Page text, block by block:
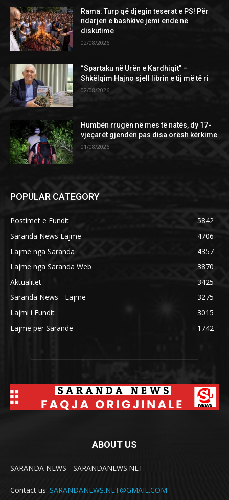
Rama: Turp që djegin teserat e PS! Për
ndarjen e bashkive jemi ende në
diskutime
02/08/2026
“Spartaku në Urën e Kardhiqit” –
Shkëlqim Hajno sjell librin e tij më të ri
02/08/2026
Humbën rrugën në mes të natës, dy 17-
vjeçarët gjenden pas disa orësh kërkime
01/08/2026
POPULAR CATEGORY
Postimet e Fundit
5842
Saranda News Lajme
4706
Lajme nga Saranda
4357
Lajme nga Saranda Web
3870
Aktualitet
3425
Saranda News - Lajme
3275
Lajmi i Fundit
3015
Lajme për Sarandë
1742
ABOUT US
SARANDA NEWS - SARANDANEWS.NET
Contact us: SARANDANEWS.NET@GMAIL.COM